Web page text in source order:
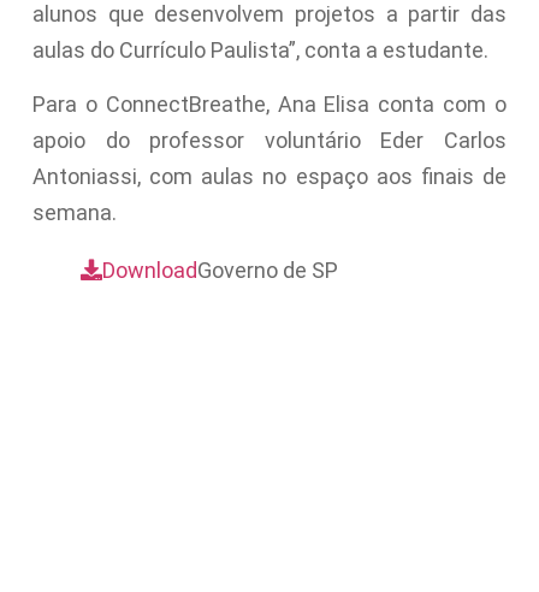
alunos que desenvolvem projetos a partir das
aulas do Currículo Paulista”, conta a estudante.
Para o ConnectBreathe, Ana Elisa conta com o
apoio do professor voluntário Eder Carlos
Antoniassi, com aulas no espaço aos finais de
semana.
DownloadGoverno de SP